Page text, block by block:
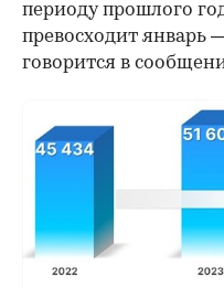
периоду прошлого
превосходит январь
говорится в